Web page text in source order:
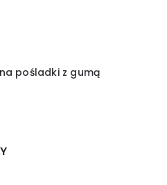
pośladki z gumą